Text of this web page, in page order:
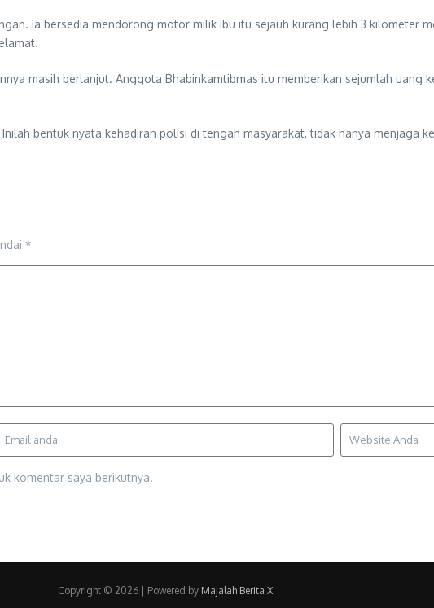
Ia bersedia mendorong motor milik ibu itu sejauh kurang lebih 3 kilometer
masih berlanjut. Anggota Bhabinkamtibmas itu memberikan sejumlah uang
bentuk nyata kehadiran polisi di tengah masyarakat, tidak hanya menjaga
*
komentar saya berikutnya.
Copyright © 2026 | Powered by Majalah Berita X